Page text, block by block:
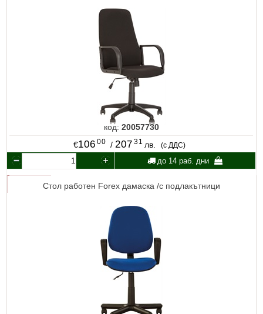
код: 20057730
€106 00 / 207 31 лв. (с ДДС)
до 14 раб. дни
Стол работен Forex дамаска /с подлакътници